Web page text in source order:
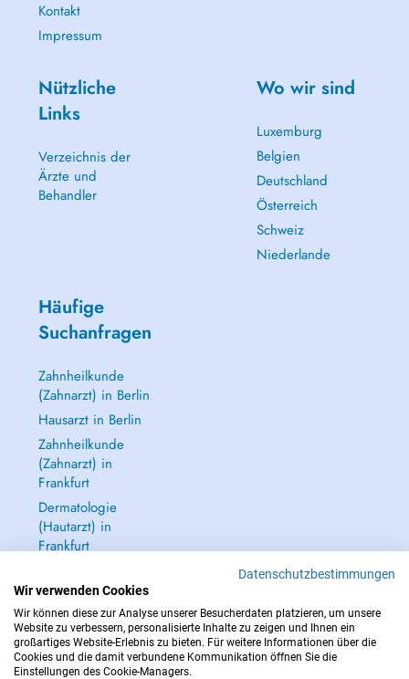
Kontakt
Impressum
Nützliche
Links
Verzeichnis der
Ärzte und
Behandler
Wo wir sind
Luxemburg
Belgien
Deutschland
Österreich
Schweiz
Niederlande
Häufige
Suchanfragen
Zahnheilkunde
(Zahnarzt) in Berlin
Hausarzt in Berlin
Zahnheilkunde
(Zahnarzt) in
Frankfurt
Dermatologie
(Hautarzt) in
Frankfurt
IM NOTFALL WENDEN SIE SICH AN : 112
Datenschutzbestimmungen
Wir verwenden Cookies
Wir können diese zur Analyse unserer Besucherdaten platzieren, um unsere
Website zu verbessern, personalisierte Inhalte zu zeigen und Ihnen ein
großartiges Website-Erlebnis zu bieten. Für weitere Informationen über die
Cookies und die damit verbundene Kommunikation öffnen Sie die
Einstellungen des Cookie-Managers.